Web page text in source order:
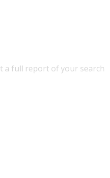
a full report of your search